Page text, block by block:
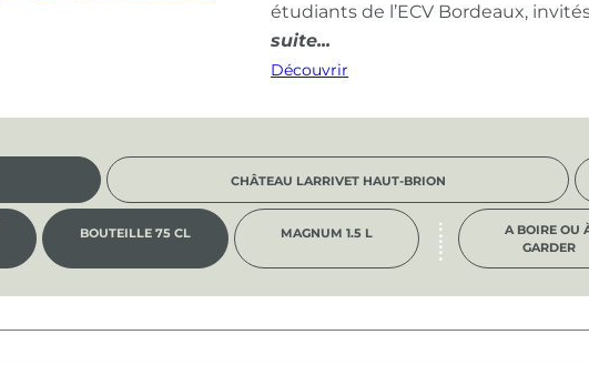
étudiants de l’ECV Bordeaux,
Découvrir
CHÂTEAU LARRIVET HAUT-BRION
BOUTEILLE 75 CL MAGNUM 1.5 L
A BOIRE OU
GARDER